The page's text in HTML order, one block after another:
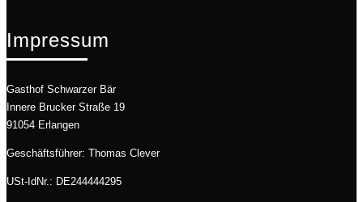
Impressum
Gasthof Schwarzer Bär
Innere Brucker Straße 19
91054 Erlangen
Geschäftsführer: Thomas Clever
USt-IdNr.: DE244444295